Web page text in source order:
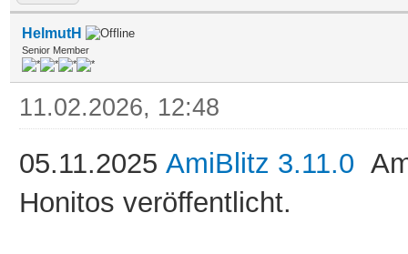
HelmutH
Senior Member
11.02.2026, 12:48
05.11.2025 AmiBlitz 3.11.0
Honitos veröffentlicht.